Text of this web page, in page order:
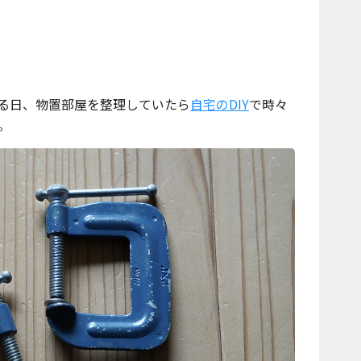
日、物置部屋を整理していたら自宅のDIYで時々